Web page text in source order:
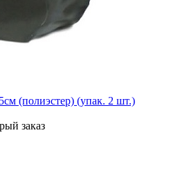
(полиэстер) (упак. 2 шт.)
заказ